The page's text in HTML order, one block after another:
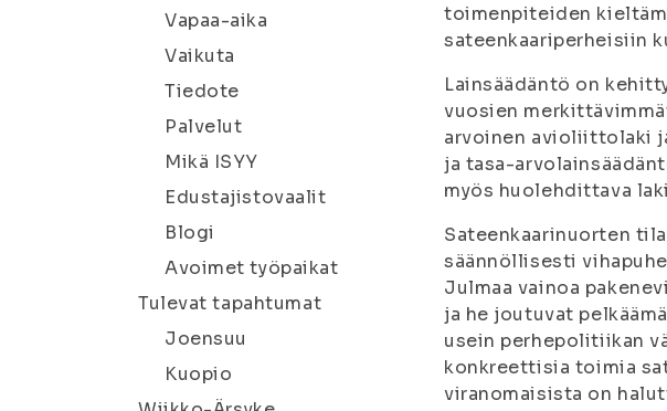
Vapaa-aika
Vaikuta
Tiedote
Palvelut
Mikä ISYY
Edustajistovaalit
Blogi
Avoimet työpaikat
Tulevat tapahtumat
Joensuu
Kuopio
toimenpiteiden
sateenkaariperheisiin
Lainsäädäntö on
vuosien
arvoinen avioliittolaki
ja tasa-
myös huolehdittava
Sateenkaarinuorten
säännöllisesti
Julmaa vainoa
ja he joutuvat
usein perhepolitiikan
konkreettisia toimia
viranomaisista on